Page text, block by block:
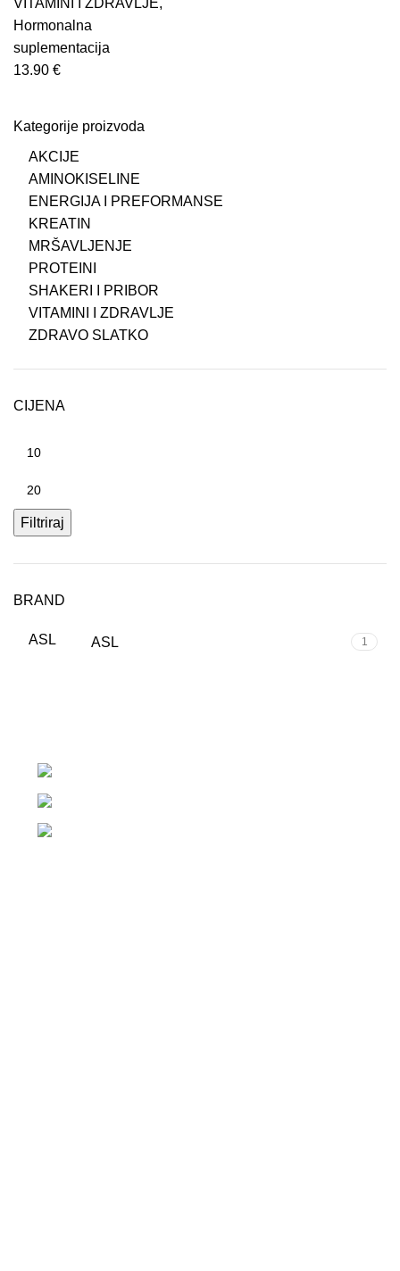
Kategorije proizvoda
AKCIJE
AMINOKISELINE
ENERGIJA I PREFORMANSE
KREATIN
MRŠAVLJENJE
PROTEINI
SHAKERI I PRIBOR
VITAMINI I ZDRAVLJE
ZDRAVO SLATKO
CIJENA
Filtriraj
BRAND
ASL ASL 1
VITAMINI I ZDRAVLJE,
Hormonalna
suplementacija
13.90 €